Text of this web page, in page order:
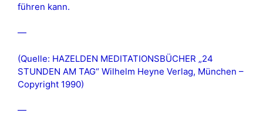
führen kann.
—
(Quelle: HAZELDEN MEDITATIONSBÜCHER „24
STUNDEN AM TAG“ Wilhelm Heyne Verlag, München –
Copyright 1990)
—